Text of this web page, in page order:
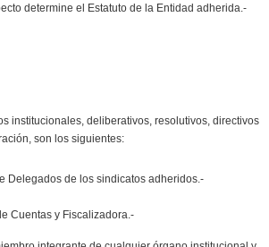
determine el Estatuto de la Entidad adherida.-
institucionales, deliberativos, resolutivos, directivos
son los siguientes:
Delegados de los sindicatos adheridos.-
Cuentas y Fiscalizadora.-